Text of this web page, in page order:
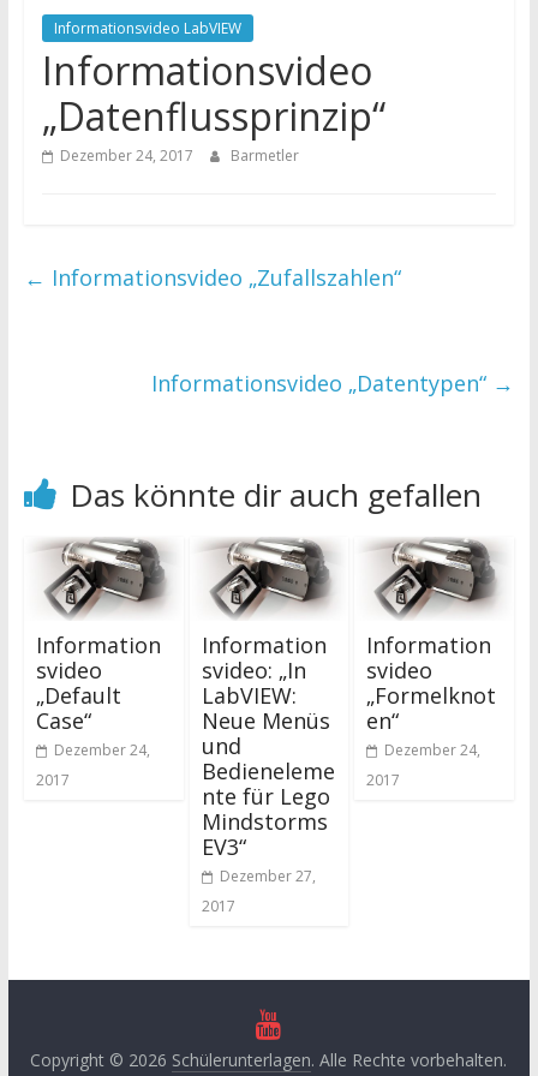
Informationsvideo LabVIEW
Informationsvideo
„Datenflussprinzip“
Dezember 24, 2017 Barmetler
← Informationsvideo „Zufallszahlen“
Informationsvideo „Datentypen“ →
Das könnte dir auch gefallen
Information
svideo
„Default
Case“
Dezember 24,
2017
Information
svideo: „In
LabVIEW:
Neue Menüs
und
Bedieneleme
nte für Lego
Mindstorms
EV3“
Dezember 27,
2017
Information
svideo
„Formelknot
en“
Dezember 24,
2017
Copyright © 2026 Schülerunterlagen. Alle Rechte vorbehalten.